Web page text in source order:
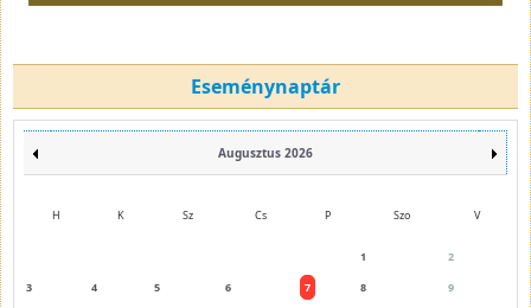
Eseménynaptár
Augusztus 2026
H K Sz Cs P Szo V
1
2
3
4 5 6 7 8
9